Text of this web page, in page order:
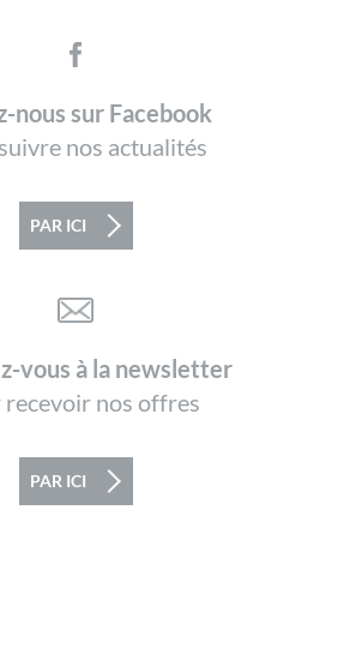
nous sur Facebook
nos actualités
PAR ICI
vous à la newsletter
recevoir nos offres
PAR ICI